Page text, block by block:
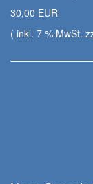
30,00 EUR
( inkl. 7 % MwSt.